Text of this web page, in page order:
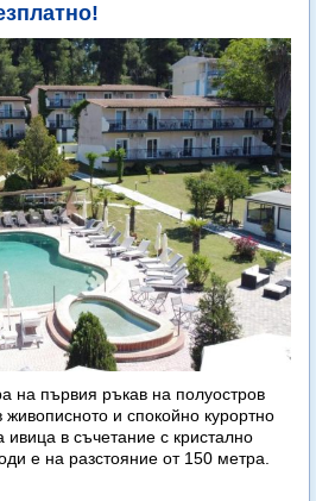
на първия ръкав на полуостров
и спокойно курортно
в съчетание с кристално
е на разстояние от 150 метра.